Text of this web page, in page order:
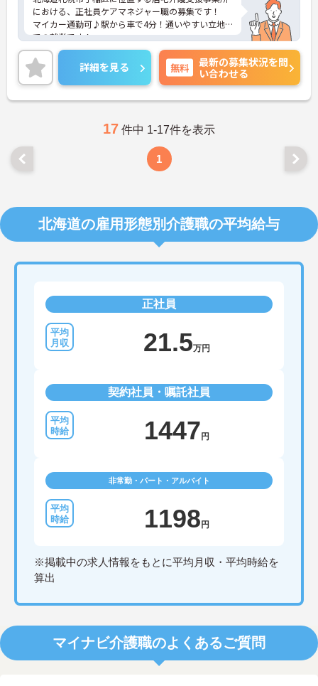
における、正社員ケアマネジャー職の募集です！
マイカー通勤可♪駅から車で4分！通いやすい立地
での就業です！
ご興味ある方には、面接対策ポイントなど、さらに
詳細をお話しいたしますのでお気軽にご相談くださ
い。
詳細を見る 無料
最新の募集状況を問
い合わせる
17 件中 1-17件を表示
1
北海道の雇用形態別介護職の平均給与
正社員
21.5万円
契約社員・嘱託社員
1447円
非常勤・パート・アルバイト
1198円
※掲載中の求人情報をもとに平均月収・平均時給を
算出
マイナビ介護職のよくあるご質問